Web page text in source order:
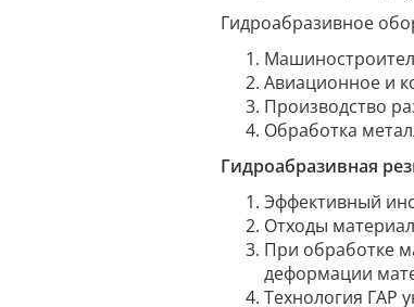
Гидроабразивное
Авиационное и
Производство
Обработка
Гидроабразивная
Эффективный
Отходы
При обработке
деформации
Технология ГАР